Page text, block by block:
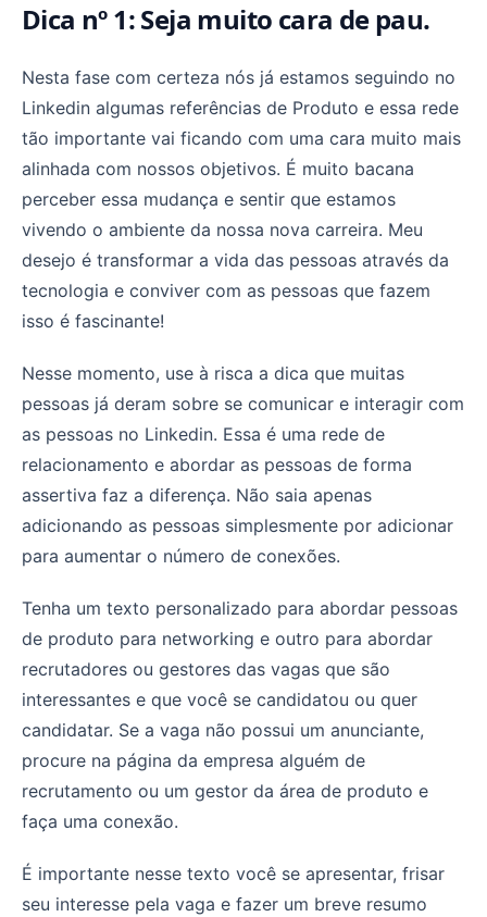
Dica nº 1: Seja muito cara de pau.
Nesta fase com certeza nós já estamos seguindo no
Linkedin algumas referências de Produto e essa rede
tão importante vai ficando com uma cara muito mais
alinhada com nossos objetivos. É muito bacana
perceber essa mudança e sentir que estamos
vivendo o ambiente da nossa nova carreira. Meu
desejo é transformar a vida das pessoas através da
tecnologia e conviver com as pessoas que fazem
isso é fascinante!
Nesse momento, use à risca a dica que muitas
pessoas já deram sobre se comunicar e interagir com
as pessoas no Linkedin. Essa é uma rede de
relacionamento e abordar as pessoas de forma
assertiva faz a diferença. Não saia apenas
adicionando as pessoas simplesmente por adicionar
para aumentar o número de conexões.
Tenha um texto personalizado para abordar pessoas
de produto para networking e outro para abordar
recrutadores ou gestores das vagas que são
interessantes e que você se candidatou ou quer
candidatar. Se a vaga não possui um anunciante,
procure na página da empresa alguém de
recrutamento ou um gestor da área de produto e
faça uma conexão.
É importante nesse texto você se apresentar, frisar
seu interesse pela vaga e fazer um breve resumo